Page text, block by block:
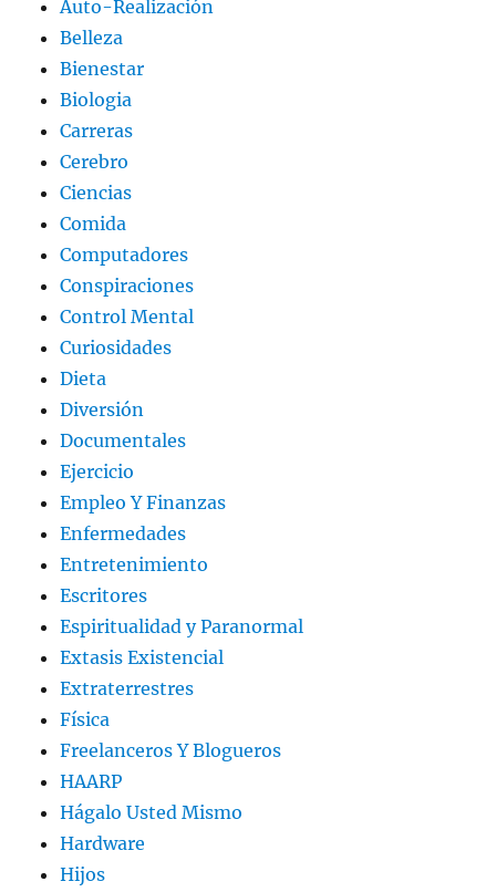
Auto-Realización
Belleza
Bienestar
Biologia
Carreras
Cerebro
Ciencias
Comida
Computadores
Conspiraciones
Control Mental
Curiosidades
Dieta
Diversión
Documentales
Ejercicio
Empleo Y Finanzas
Enfermedades
Entretenimiento
Escritores
Espiritualidad y Paranormal
Extasis Existencial
Extraterrestres
Física
Freelanceros Y Blogueros
HAARP
Hágalo Usted Mismo
Hardware
Hijos